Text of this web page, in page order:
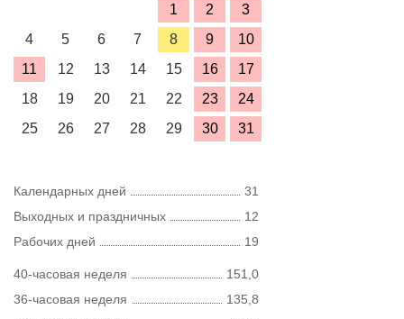
1
2
3
4
5 6 7 8 9
10
11
12 13 14 15 16
17
18
19 20 21 22 23
24
25
26 27 28 29 30 31
Календарных дней
31
Выходных и праздничных
12
Рабочих дней
19
40-часовая неделя
151,0
36-часовая неделя
135,8